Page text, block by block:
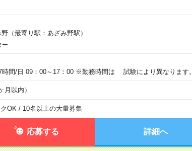
（最寄り駅：あざみ野駅）
ー
時間/日 09：00～17：00 ※勤務時間は 試験により異なります。
以内）
OK / 10名以上の大量募集
応募する 詳細へ